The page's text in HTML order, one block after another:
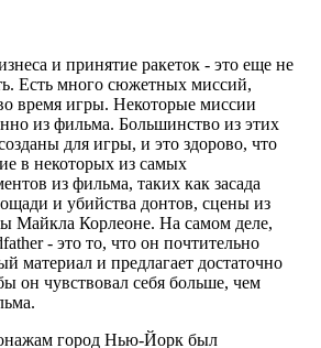
и принятие ракеток - это еще не
Есть много сюжетных миссий,
время игры. Некоторые миссии
из фильма. Большинство из этих
для игры, и это здорово, что
в некоторых из самых
из фильма, таких как засада
и убийства донтов, сцены из
Майкла Корлеоне. На самом деле,
- это то, что он почтительно
материал и предлагает достаточно
он чувствовал себя больше, чем
город Нью-Йорк был